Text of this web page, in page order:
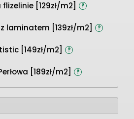
[129zł/m2] ?
laminatem [139zł/m2] ?
[149zł/m2] ?
[189zł/m2] ?